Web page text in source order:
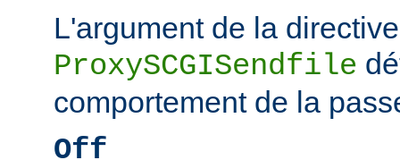
L'argument de la directive
ProxySCGISendfile
comportement de la
Off